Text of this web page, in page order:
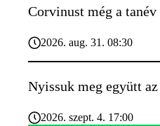
Corvinust még a
2026. aug. 31. 08:30
Nyissuk meg együtt
2026. szept. 4. 17:00